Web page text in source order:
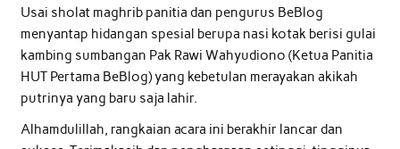
Usai sholat maghrib panitia dan pengurus BeBlog
menyantap hidangan spesial berupa nasi kotak berisi gulai
kambing sumbangan Pak Rawi Wahyudiono (Ketua Panitia
HUT Pertama BeBlog) yang kebetulan merayakan akikah
putrinya yang baru saja lahir.
Alhamdulillah, rangkaian acara ini berakhir lancar dan